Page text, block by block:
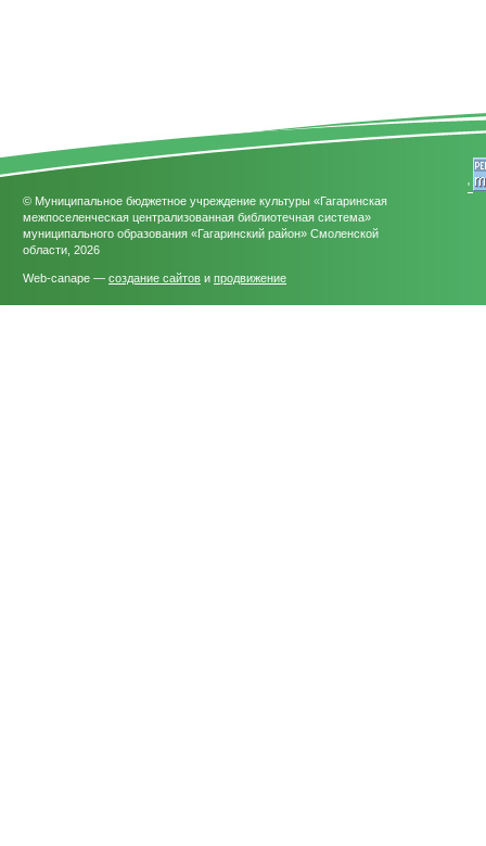
© Муниципальное бюджетное учреждение культуры «Гагаринская
межпоселенческая централизованная библиотечная система»
муниципального образования «Гагаринский район» Смоленской
области, 2026
Web-canape — создание сайтов и продвижение
'